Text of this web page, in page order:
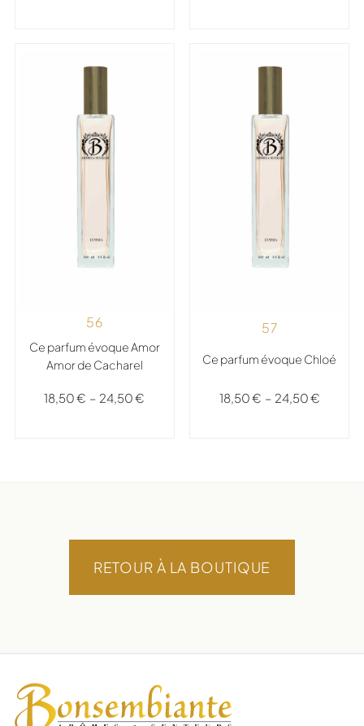
56
Ce parfum évoque Amor
Amor de Cacharel
18,50€ – 24,50€
57
Ce parfum évoque Chloé
18,50€ – 24,50€
RETOUR À LA BOUTIQUE